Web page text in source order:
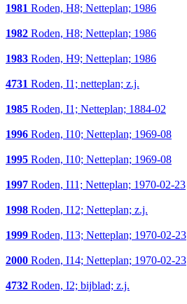
1981 Roden, H8; Netteplan; 1986
1982 Roden, H8; Netteplan; 1986
1983 Roden, H9; Netteplan; 1986
4731 Roden, I1; netteplan; z.j.
1985 Roden, I1; Netteplan; 1884-02
1996 Roden, I10; Netteplan; 1969-08
1995 Roden, I10; Netteplan; 1969-08
1997 Roden, I11; Netteplan; 1970-02-23
1998 Roden, I12; Netteplan; z.j.
1999 Roden, I13; Netteplan; 1970-02-23
2000 Roden, I14; Netteplan; 1970-02-23
4732 Roden, I2; bijblad; z.j.